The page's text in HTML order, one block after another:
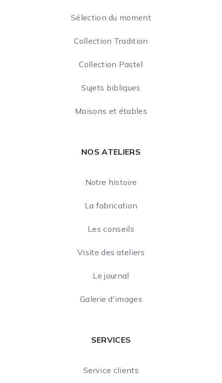
Sélection du moment
Collection Tradition
Collection Pastel
Sujets bibliques
Maisons et étables
NOS ATELIERS
Notre histoire
La fabrication
Les conseils
Visite des ateliers
Le journal
Galerie d'images
SERVICES
Service clients